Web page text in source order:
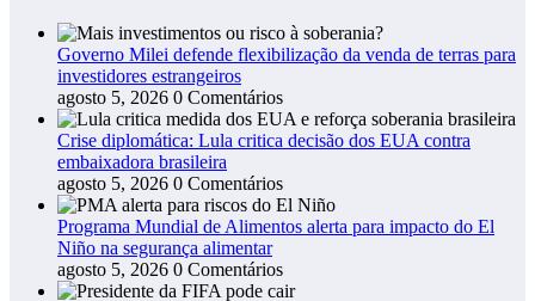
Governo Milei defende flexibilização da venda de terras para
investidores estrangeiros
agosto 5, 2026 0 Comentários
Crise diplomática: Lula critica decisão dos EUA contra
embaixadora brasileira
agosto 5, 2026 0 Comentários
Programa Mundial de Alimentos alerta para impacto do El
Niño na segurança alimentar
agosto 5, 2026 0 Comentários